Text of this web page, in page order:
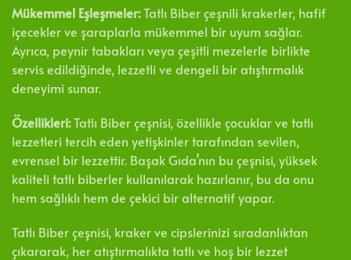
Mükemmel Eşleşmeler:Tatlı Biber çeşnili krakerler, hafif
içecekler ve şaraplarla mükemmel bir uyum sağlar.
Ayrıca, peynir tabakları veya çeşitli mezelerle birlikte
servis edildiğinde, lezzetli ve dengeli bir atıştırmalık
deneyimi sunar.
Özellikleri:Tatlı Biber çeşnisi, özellikle çocuklar ve tatlı
lezzetleri tercih eden yetişkinler tarafından sevilen,
evrensel bir lezzettir. Başak Gıda’nın bu çeşnisi, yüksek
kaliteli tatlı biberler kullanılarak hazırlanır, bu da onu
hem sağlıklı hem de çekici bir alternatif yapar.
Tatlı Biber çeşnisi, kraker ve cipslerinizi sıradanlıktan
çıkararak, her atıştırmalıkta tatlı ve hoş bir lezzet